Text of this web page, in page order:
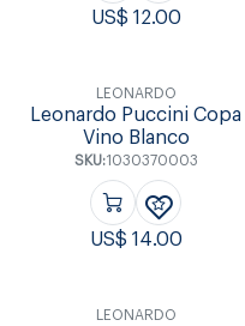
US$ 12.00
LEONARDO
Leonardo Puccini Copa
Vino Blanco
SKU:1030370003
US$ 14.00
LEONARDO